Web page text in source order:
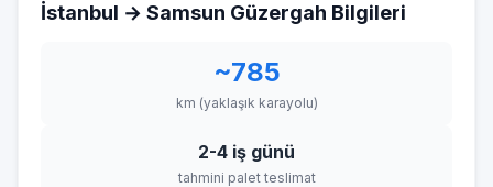
İstanbul → Samsun Güzergah Bilgileri
~785
km (yaklaşık karayolu)
2-4 iş günü
tahmini palet teslimat